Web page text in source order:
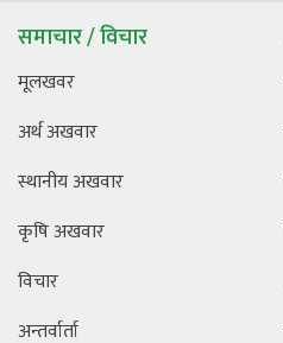
समाचार / विचार
मूलखवर
अर्थ अखवार
स्थानीय अखवार
कृषि अखवार
विचार
अन्तर्वार्ता